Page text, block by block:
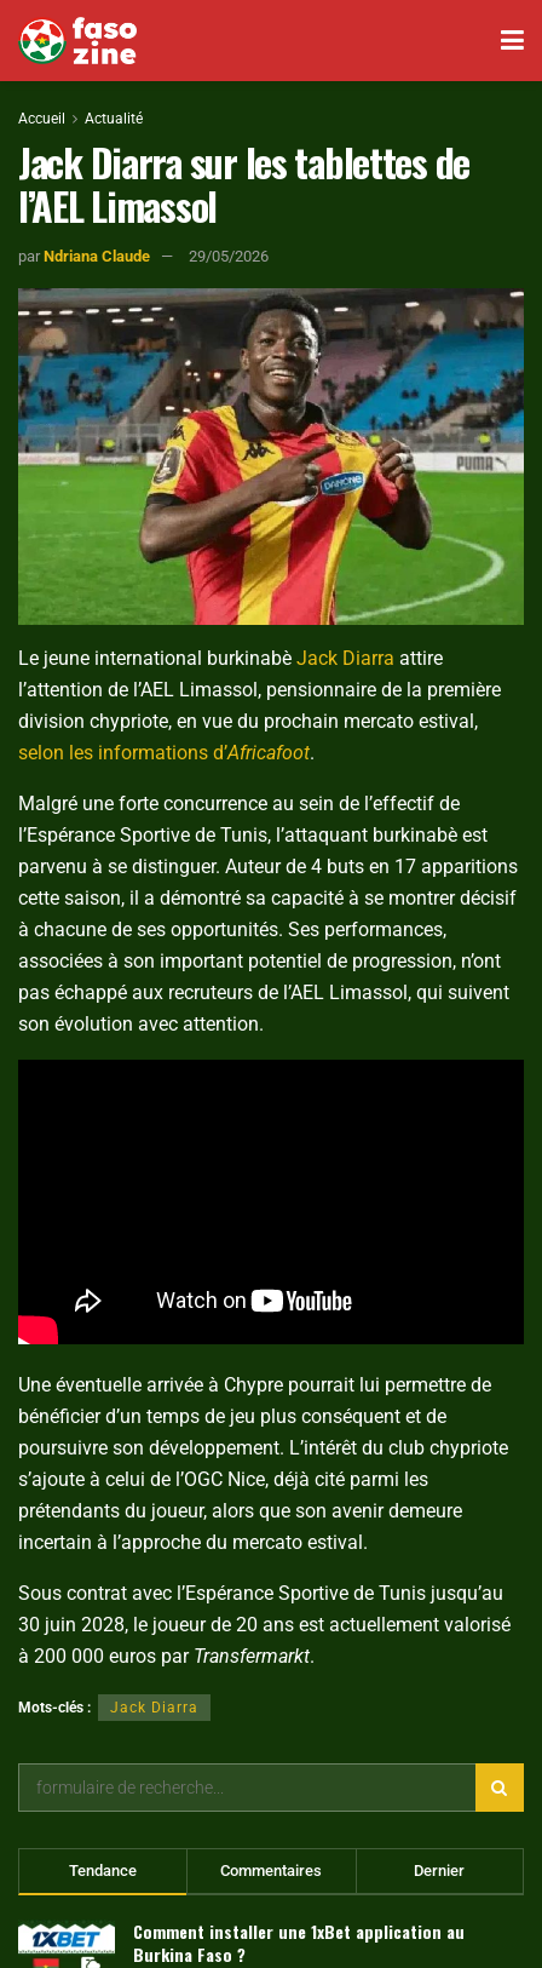
Accueil Actualité
Jack Diarra sur les tablettes de
l’AEL Limassol
par Ndriana Claude 29/05/2026
Le jeune international burkinabè Jack Diarra attire
l’attention de l’AEL Limassol, pensionnaire de la première
division chypriote, en vue du prochain mercato estival,
selon les informations d’Africafoot.
Malgré une forte concurrence au sein de l’effectif de
l’Espérance Sportive de Tunis, l’attaquant burkinabè est
parvenu à se distinguer. Auteur de 4 buts en 17 apparitions
cette saison, il a démontré sa capacité à se montrer décisif
à chacune de ses opportunités. Ses performances,
associées à son important potentiel de progression, n’ont
pas échappé aux recruteurs de l’AEL Limassol, qui suivent
son évolution avec attention.
Une éventuelle arrivée à Chypre pourrait lui permettre de
bénéficier d’un temps de jeu plus conséquent et de
poursuivre son développement. L’intérêt du club chypriote
s’ajoute à celui de l’OGC Nice, déjà cité parmi les
prétendants du joueur, alors que son avenir demeure
incertain à l’approche du mercato estival.
Sous contrat avec l’Espérance Sportive de Tunis jusqu’au
30 juin 2028, le joueur de 20 ans est actuellement valorisé
à 200 000 euros par Transfermarkt.
Mots-clés : Jack Diarra
Tendance Commentaires Dernier
Comment installer une 1xBet application au
Burkina Faso ?